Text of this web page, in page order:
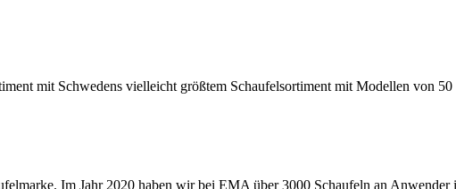
mit Schwedens vielleicht größtem Schaufelsortiment mit Modellen von
Im Jahr 2020 haben wir bei EMA über 3000 Schaufeln an